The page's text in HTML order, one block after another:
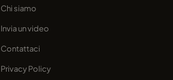
Chi siamo
Invia un video
Contattaci
Privacy Policy